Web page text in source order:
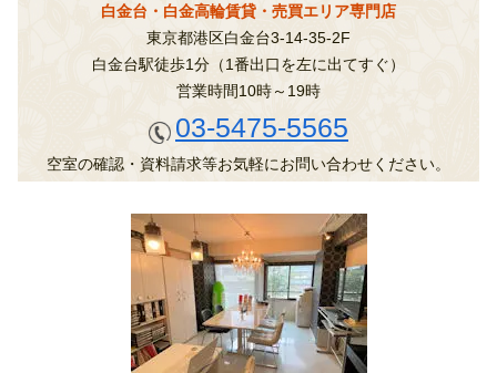
白金台・白金高輪賃貸・売買エリア専門店
東京都港区白金台3-14-35-2F
白金台駅徒歩1分（1番出口を左に出てすぐ）
営業時間10時～19時
03-5475-5565
空室の確認・資料請求等お気軽にお問い合わせください。